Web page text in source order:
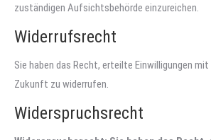
zuständigen Aufsichtsbehörde einzureichen.
Widerrufsrecht
Sie haben das Recht, erteilte Einwilligungen mit
Zukunft zu widerrufen.
Widerspruchsrecht